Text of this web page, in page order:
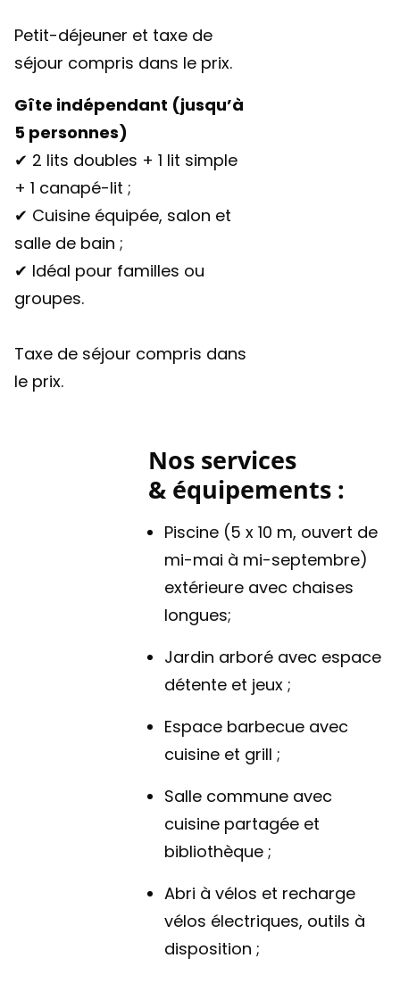
Petit-déjeuner et taxe de
séjour compris dans le prix.
Gîte indépendant (jusqu’à
5 personnes)
✔ 2 lits doubles + 1 lit simple
+ 1 canapé-lit ;
✔ Cuisine équipée, salon et
salle de bain ;
✔ Idéal pour familles ou
groupes.
Taxe de séjour compris dans
le prix.
Nos services
& équipements :
Piscine (5 x 10 m, ouvert de
mi-mai à mi-septembre)
extérieure avec chaises
longues;
Jardin arboré avec espace
détente et jeux ;
Espace barbecue avec
cuisine et grill ;
Salle commune avec
cuisine partagée et
bibliothèque ;
Abri à vélos et recharge
vélos électriques, outils à
disposition ;